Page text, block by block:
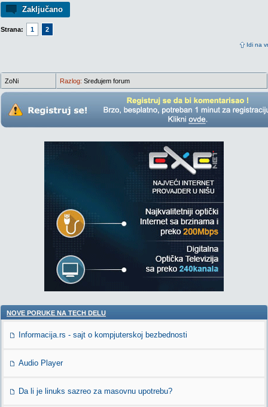
Zaključano
Strana: 1 2
Idi na
ZoNi Razlog: Sređujem forum
NOVE PORUKE NA TECH DELU
Informacija.rs - sajt o kompjuterskoj bezbednosti
Audio Player
Da li je linuks sazreo za masovnu upotrebu?